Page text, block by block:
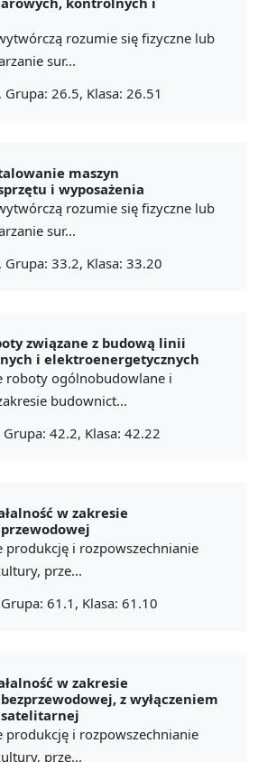
rozumie się fizyczne lub
sur...
Grupa: 26.5, Klasa: 26.51
maszyn
i wyposażenia
rozumie się fizyczne lub
sur...
Grupa: 33.2, Klasa: 33.20
związane z budową linii
i elektroenergetycznych
roboty ogólnobudowlane i
budownict...
Grupa: 42.2, Klasa: 42.22
w zakresie
produkcję i rozpowszechnianie
prze...
Grupa: 61.1, Klasa: 61.10
w zakresie
z wyłączeniem
produkcję i rozpowszechnianie
prze...